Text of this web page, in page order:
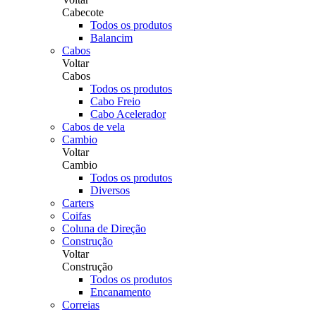
Cabecote
Todos os produtos
Balancim
Cabos
Voltar
Cabos
Todos os produtos
Cabo Freio
Cabo Acelerador
Cabos de vela
Cambio
Voltar
Cambio
Todos os produtos
Diversos
Carters
Coifas
Coluna de Direção
Construção
Voltar
Construção
Todos os produtos
Encanamento
Correias